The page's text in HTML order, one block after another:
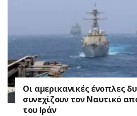
Οι αμερικανικές ένοπλες
συνεχίζουν τον Ναυτικό
του Ιράν